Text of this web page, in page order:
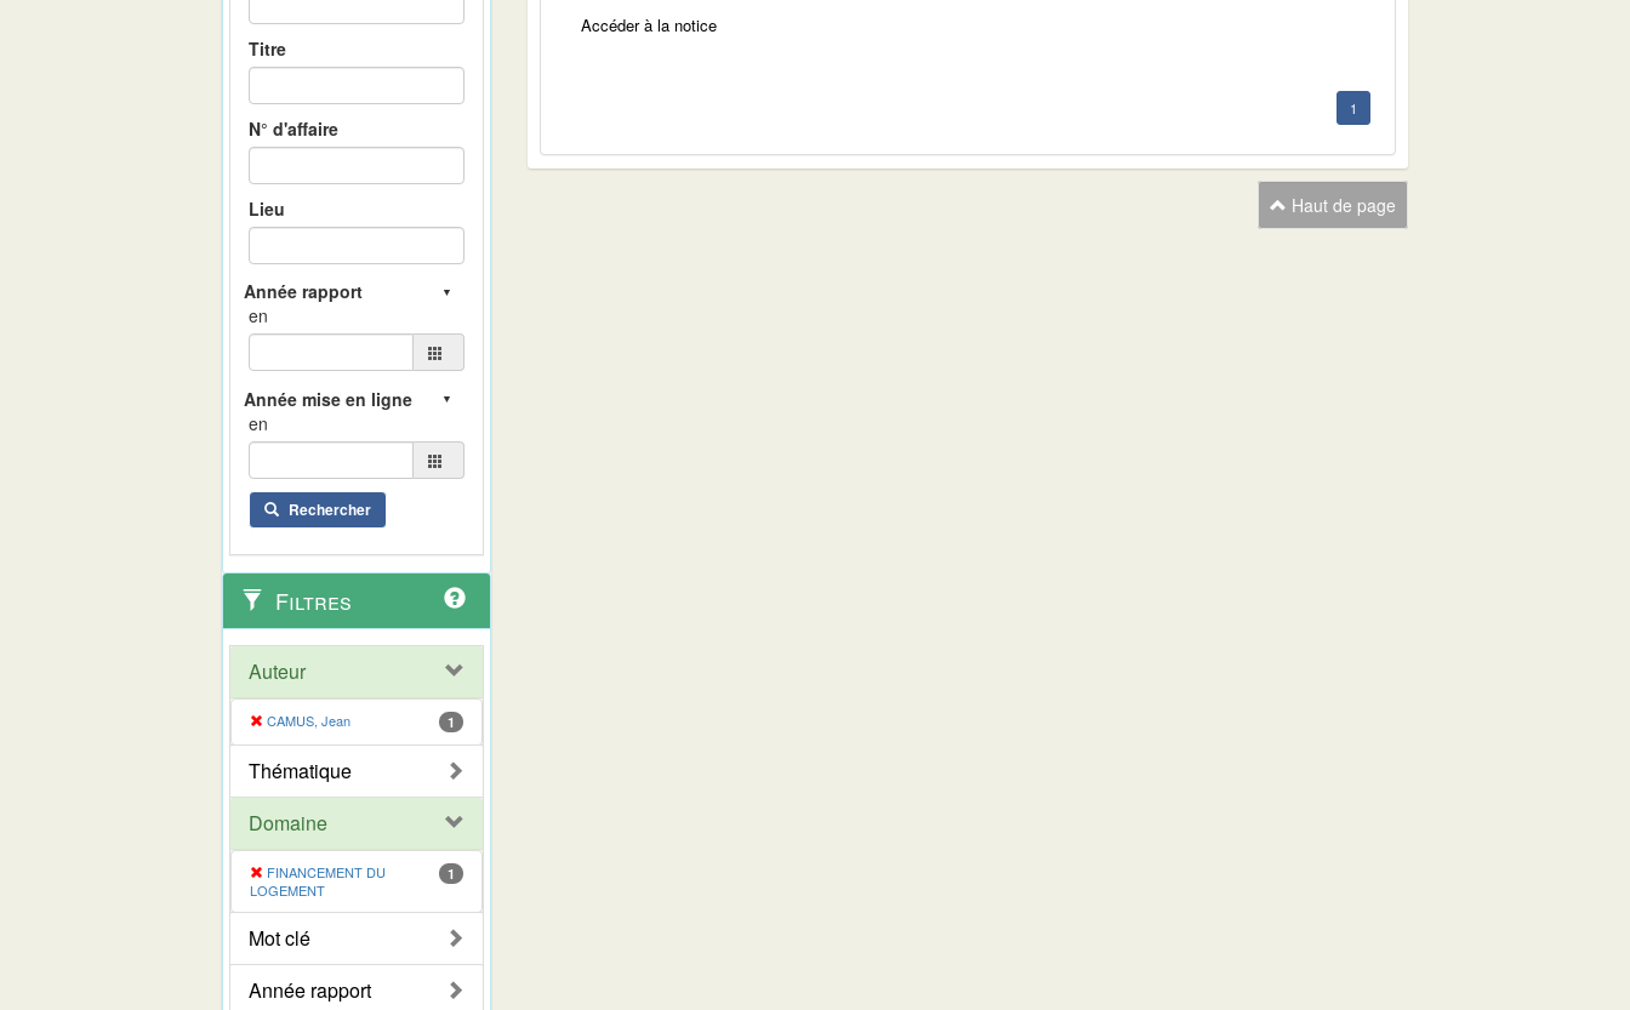
Titre
N° d'affaire
Lieu
en
en
Rechercher
Filtres
Auteur
CAMUS, Jean 1
Thématique
Domaine
FINANCEMENT DU
LOGEMENT
1
Mot clé
Année rapport
Accéder à la notice
1
Haut de page